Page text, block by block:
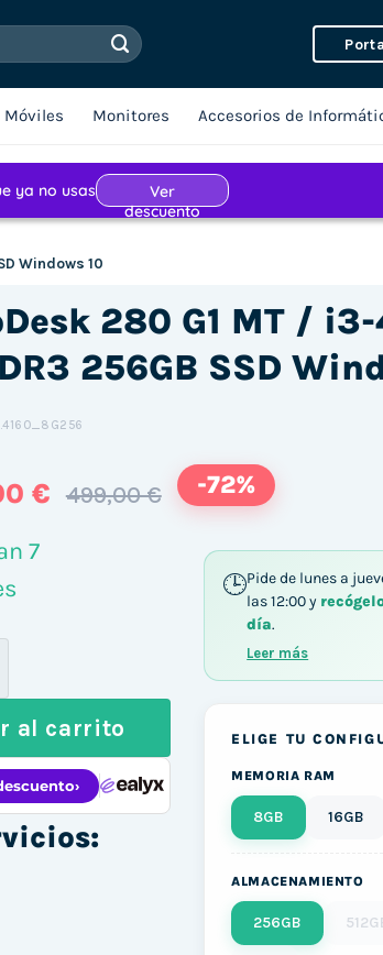
Móviles Monitores Accesorios de
Windows 10
280 G1 MT /
256GB SSD
€ 499,00 € -72%
7
280 G1 MT / i3-4160 / 8GB DDR3
al carrito
Pide de lunes a
las 12:00 y
día.
Leer más
ELIGE TU
MEMORIA RAM
8GB 16GB
ALMACENAMIENTO
256GB